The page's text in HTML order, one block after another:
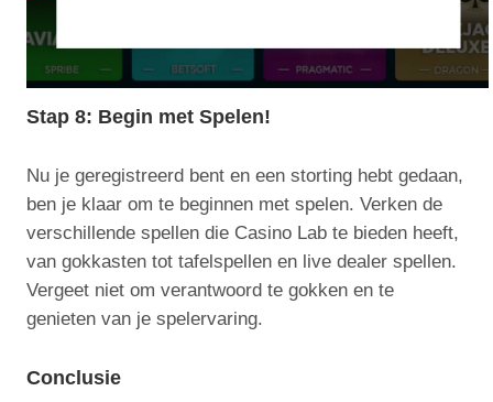
Stap 8: Begin met Spelen!
Nu je geregistreerd bent en een storting hebt gedaan,
ben je klaar om te beginnen met spelen. Verken de
verschillende spellen die Casino Lab te bieden heeft,
van gokkasten tot tafelspellen en live dealer spellen.
Vergeet niet om verantwoord te gokken en te
genieten van je spelervaring.
Conclusie